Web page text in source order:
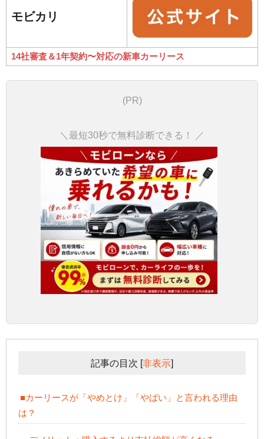
モビカリ
14社審査＆1年契約〜対応の新車カーリース
(PR)
＼最短30秒で無料診断できる！ ／
記事の目次 [非表示]
■カーリースが「やめとけ」「やばい」と言われる理由
は？